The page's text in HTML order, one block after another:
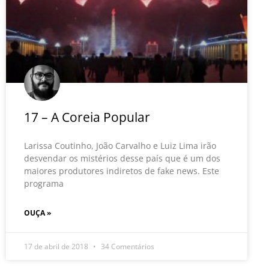
17 – A Coreia Popular
Larissa Coutinho, João Carvalho e Luiz Lima irão
desvendar os mistérios desse país que é um dos
maiores produtores indiretos de fake news. Este
programa
OUÇA »
17 de abril de 2018 34 Comentários